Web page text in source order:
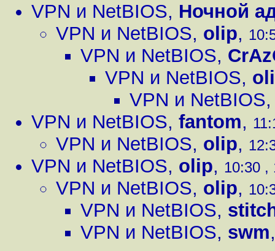
VPN и NetBIOS, Ночной
VPN и NetBIOS, olip,
VPN и NetBIOS,
VPN и NetBIOS,
VPN и NetBIOS
VPN и NetBIOS, fantom,
VPN и NetBIOS, olip,
VPN и NetBIOS, olip, 10:30 ,
VPN и NetBIOS, olip,
VPN и NetBIOS,
VPN и NetBIOS, swm